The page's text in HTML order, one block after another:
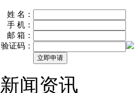
姓 名：
手 机：
邮 箱：
验证码：
新闻资讯